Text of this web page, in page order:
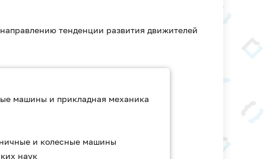
тенденции развития движителей
машины и прикладная механика
и колесные машины
наук